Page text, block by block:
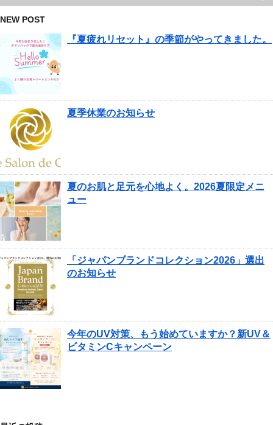
NEW POST
『夏疲れリセット』の季節がやってきました。
夏季休業のお知らせ
夏のお肌と足元を心地よく。2026夏限定メニ
ュー
「ジャパンブランドコレクション2026」選出
のお知らせ
今年のUV対策、もう始めていますか？新UV＆
ビタミンCキャンペーン